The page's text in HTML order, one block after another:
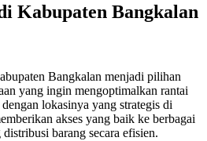
Kabupaten Bangkalan
Bangkalan menjadi pilihan
yang ingin mengoptimalkan rantai
lokasinya yang strategis di
akses yang baik ke berbagai
barang secara efisien.